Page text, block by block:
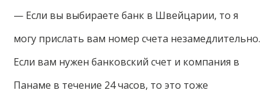
— Если вы выбираете банк в Швейцарии, то я
могу прислать вам номер счета незамедлительно.
Если вам нужен банковский счет и компания в
Панаме в течение 24 часов, то это тоже